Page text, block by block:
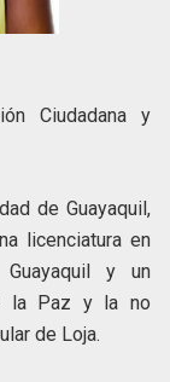
Ciudadana y
de Guayaquil,
licenciatura en
y un
la Paz y la no
de Loja.